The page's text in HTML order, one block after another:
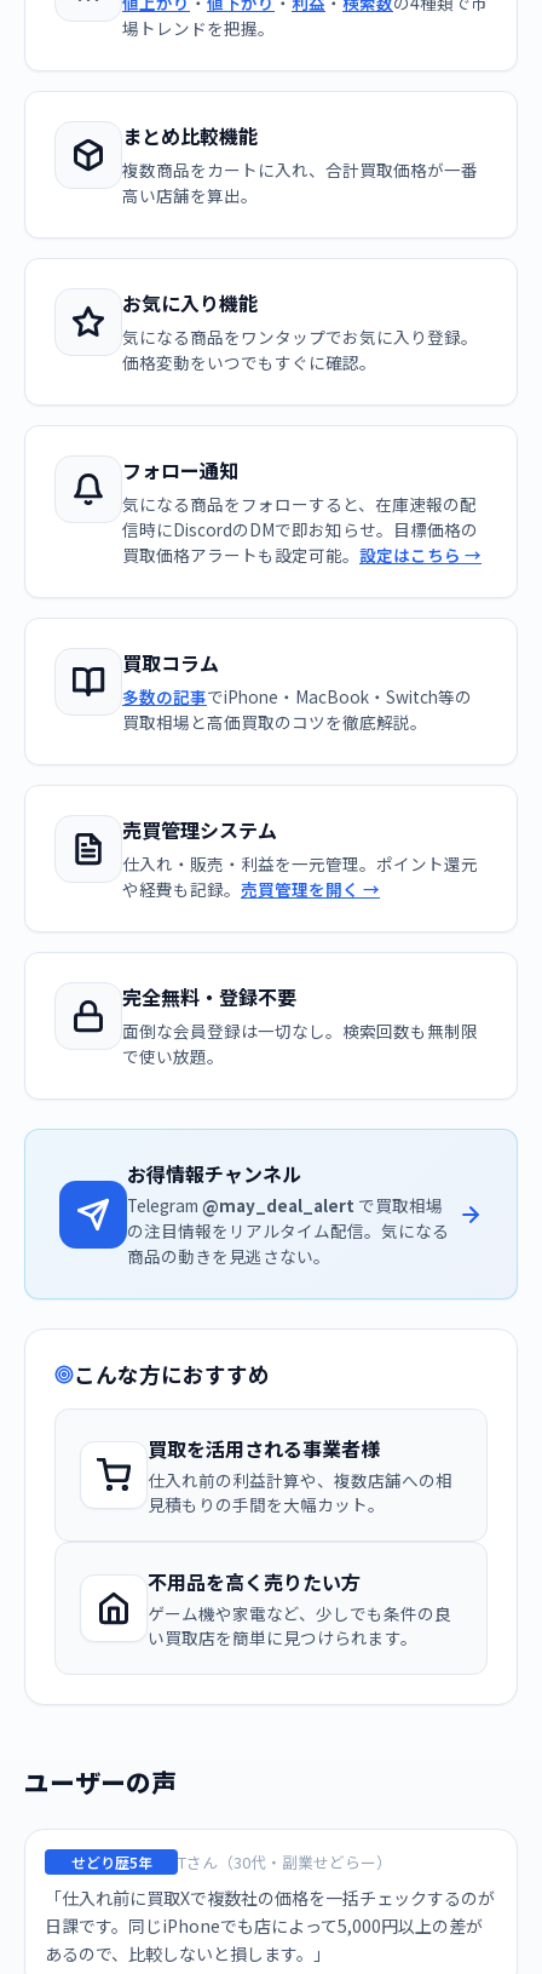
場トレンドを把握。
まとめ比較機能
複数商品をカートに入れ、合計買取価格が一番
高い店舗を算出。
お気に入り機能
気になる商品をワンタップでお気に入り登録。
価格変動をいつでもすぐに確認。
フォロー通知
気になる商品をフォローすると、在庫速報の配
信時にDiscordのDMで即お知らせ。目標価格の
買取価格アラートも設定可能。 設定はこちら →
買取コラム
多数の記事でiPhone・MacBook・Switch等の
買取相場と高価買取のコツを徹底解説。
売買管理システム
仕入れ・販売・利益を一元管理。ポイント還元
や経費も記録。 売買管理を開く →
完全無料・登録不要
面倒な会員登録は一切なし。検索回数も無制限
で使い放題。
お得情報チャンネル
Telegram @may_deal_alert で買取相場
の注目情報をリアルタイム配信。気になる
商品の動きを見逃さない。
こんな方におすすめ
買取を活用される事業者様
仕入れ前の利益計算や、複数店舗への相
見積もりの手間を大幅カット。
不用品を高く売りたい方
ゲーム機や家電など、少しでも条件の良
い買取店を簡単に見つけられます。
ユーザーの声
せどり歴5年 Tさん（30代・副業せどらー）
「仕入れ前に買取Xで複数社の価格を一括チェックするのが
日課です。同じiPhoneでも店によって5,000円以上の差が
あるので、比較しないと損します。」